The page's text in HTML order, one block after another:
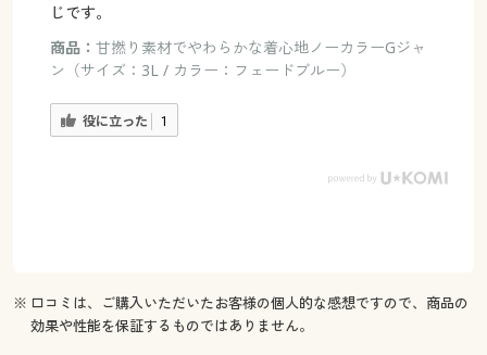
じです。
商品： 甘撚り素材でやわらかな着心地ノーカラーGジャ
ン（サイズ：3L / カラー：フェードブルー）
役に立った 1
※ 口コミは、ご購入いただいたお客様の個人的な感想ですので、商品の
効果や性能を保証するものではありません。